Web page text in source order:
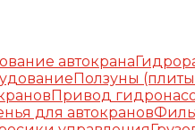
автокрана
Ползуны
Привод
для автокранов